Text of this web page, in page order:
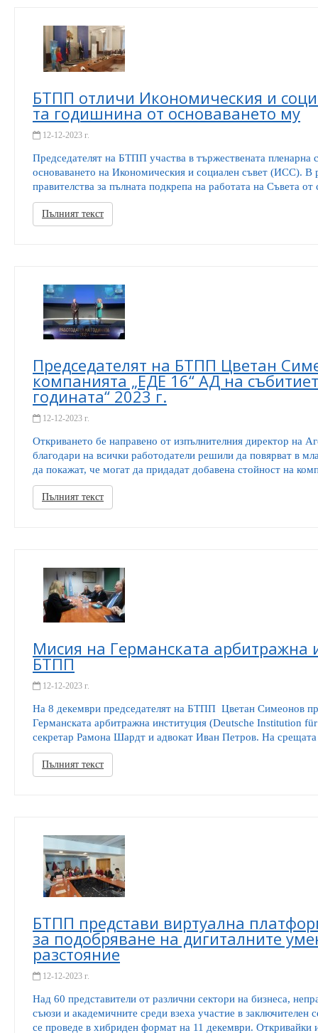
БТПП отличи Икономическия и
та годишнина от основаването му
12-12-2023 г.
Председателят на БТПП участва в тържествената пленарна
основаването на Икономическия и социален съвет (ИСС). В
правителства за пълната подкрепа на работата на Съвета
Пълният текст
Председателят на БТПП Цветан
компанията „ЕДЕ 16“ АД на
годината“ 2023 г.
12-12-2023 г.
Откриването бе направено от изпълнителния директор на
благодари на всички работодатели решили да повярват в
да покажат, че могат да придадат добавена стойност на
Пълният текст
Мисия на Германската арбитражна
БТПП
12-12-2023 г.
На 8 декември председателят на БТПП Цветан Симеонов
Германската арбитражна институция (Deutsche Institution
секретар Рамона Шардт и адвокат Иван Петров. На срещата
Пълният текст
БТПП представи виртуална
за подобряване на дигиталните
разстояние
12-12-2023 г.
Над 60 представители от различни сектори на бизнеса,
съюзи и академичните среди взеха участие в
се проведе в хибриден формат на 11 декември.